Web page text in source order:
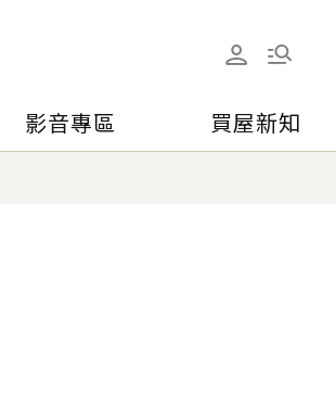
影音專區 買屋新知